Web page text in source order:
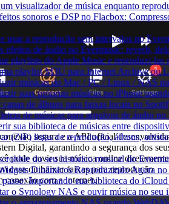
visualizador de música enquanto
sonoros e DSP no Flacbox:
usar a reprodução sem intervalos no
efeitos de áudio no Evermusic: reverb,
playlists do Apple Music e reproduzi-las
playlist M3U para Internet Archive ou
músicas do Mac / PC / Linux / NAS
suas próprias músicas no iPhone
de álbuns para faixas locais no
de músicas para arquivos de áudio
sua biblioteca de músicas entre
(ZIP) listas de reprodução, álbuns,
do seu histórico musical do
Dinâmicos Reproduzindo Agora
passo: Importando sua biblioteca do
o Synology NAS e ouvir música no seu
segura e a API oficial desenvolvida
Digital, garantindo a segurança dos
pode ouvir sua música online diretamente
casa ou baixar faixas para reprodução
conexão com a internet.